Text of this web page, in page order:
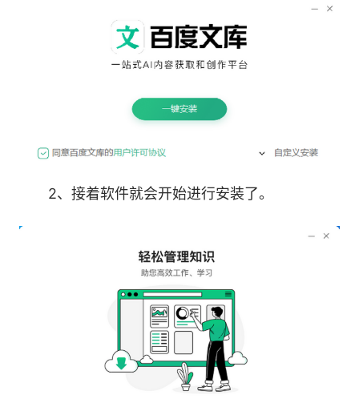
5、AI润色/修订/改变语气
7、文档总结与问答
10、多文档合并
软件特色：
海量资源：精选2亿优质文档，手心里的私人
资料库，打开眼界
2、接着软件就会开始进行安装了。